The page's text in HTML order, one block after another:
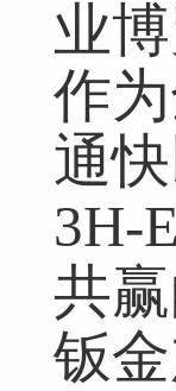
业
作
通
3H-
共
钣金